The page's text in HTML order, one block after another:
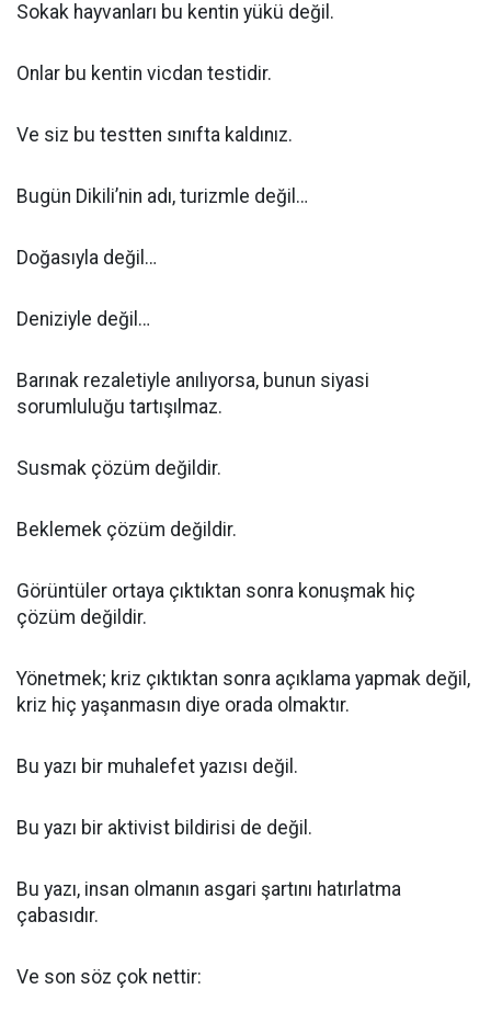
Sokak hayvanları bu kentin yükü değil.
Onlar bu kentin vicdan testidir.
Ve siz bu testten sınıfta kaldınız.
Bugün Dikili’nin adı, turizmle değil…
Doğasıyla değil…
Deniziyle değil…
Barınak rezaletiyle anılıyorsa, bunun siyasi
sorumluluğu tartışılmaz.
Susmak çözüm değildir.
Beklemek çözüm değildir.
Görüntüler ortaya çıktıktan sonra konuşmak hiç
çözüm değildir.
Yönetmek; kriz çıktıktan sonra açıklama yapmak değil,
kriz hiç yaşanmasın diye orada olmaktır.
Bu yazı bir muhalefet yazısı değil.
Bu yazı bir aktivist bildirisi de değil.
Bu yazı, insan olmanın asgari şartını hatırlatma
çabasıdır.
Ve son söz çok nettir: